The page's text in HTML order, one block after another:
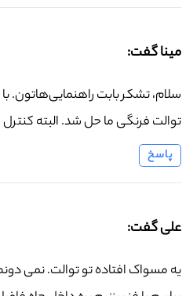
مینا گفت:
سلام، تشکر بابت
توالت فرنگی ما حل شد. البته
پاسخ
علی گفت:
یه مسواک افتاده تو توالت. نمی